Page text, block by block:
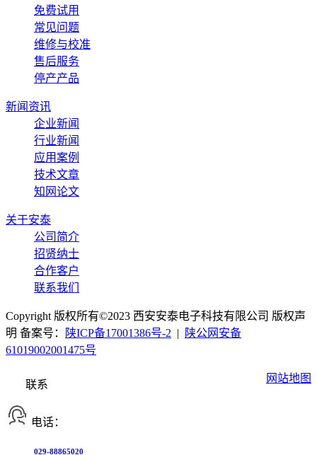
免费试用
常见问题
维修与校准
售后服务
停产产品
新闻资讯
企业新闻
行业新闻
应用案例
技术文章
知网论文
关于安泰
公司简介
招贤纳士
合作客户
联系我们
Copyright 版权所有©2023 西安安泰电子科技有限公司 版权声
明 备案号：
陕ICP备17001386号-2 |
陕公网安备
61019002001475号
网站地图
联系
电话：
029-88865020